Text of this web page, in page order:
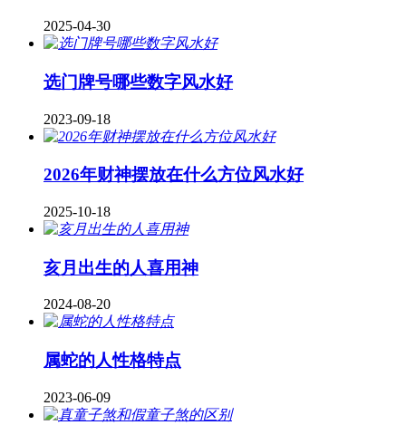
2025-04-30
​选门牌号哪些数字风水好
2023-09-18
2026年财神摆放在什么方位风水好
2025-10-18
亥月出生的人喜用神
2024-08-20
属蛇的人性格特点
2023-06-09